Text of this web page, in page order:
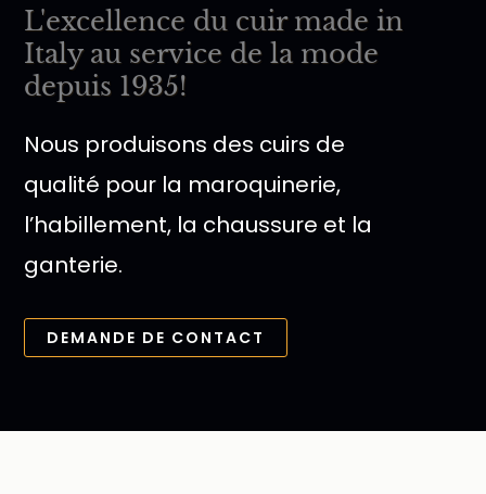
L'excellence du cuir made in
Italy au service de la mode
depuis 1935!
Nous produisons des cuirs de
qualité pour la maroquinerie,
l’habillement, la chaussure et la
ganterie.
DEMANDE DE CONTACT